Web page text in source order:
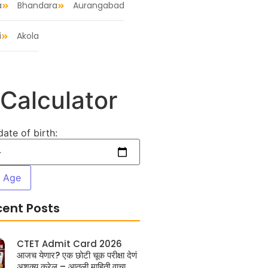
Bhandara Aurangabad
Akola
of birth:
Age
Posts
CTET Admit Card 2026
आजच येणार? एक छोटी चूक परीक्षा देणं